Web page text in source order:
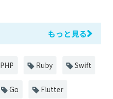
もっと見る
PHP Ruby Swift
Go Flutter